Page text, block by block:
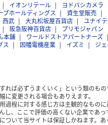
イオンリテール ヨドバシカメラ
プホールディングス 資生堂販売
西武 大丸松坂屋百貨店 ユナイ
阪急阪神百貨店 プリモジャパン
本舗 ワールドストアパートナーズ
ス 因幡電機産業 イズミ ジ
れば必ずうまくいく」という類のも
変更される場合もありえます。
過程に対する感じ方は主観的なもの
し、ここで評価の高くない企業であっ
ついて当サイトは保証しかねます。